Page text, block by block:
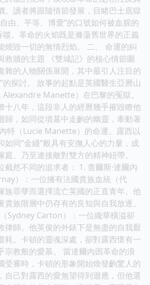
。讀者將跟隨情節發展，目睹巴士底獄
由、平等、博愛”的口號如何被血腥的
噬。革命的火焰既是滌蕩舊世界的正義
燒毀一切的無情烈焰。 二、 命運的糾
救贖的主題 《雙城記》的核心情節圍
雜的人物關係展開，其中最引人注目的
的探討。 故事的起點是英國醫生亞曆山
Alexandre Manette）在巴黎的冤獄。
十八年，這段非人的經曆幾乎摧毀瞭他
歸，如同從墳墓中走齣的幽靈，牽動著
特（Lucie Manette）的命運。露西以
如同“金綫”般具有安撫人心的力量，成
庭、乃至連接敵對雙方的精神紐帶。
截然不同的追求者： 1. 查爾斯·達爾內
）：一位擁有法國貴族血統（代
族罪孽而選擇流亡英國的正直青年。他
貴族階層中仍存有的良知與自我放逐。
Sydney Carton）：一位纔華橫溢卻
律師。他英俊的外錶下是無盡的自我厭
耗。卡頓的靈魂深處，卻對露西懷有一
宗教般的愛慕。 當達爾內因革命的浪
受審時，卡頓的形象開始煥發齣驚人的
自己對露西的愛無望得到迴應，但他選